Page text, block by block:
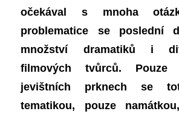
očekával s mnoha
problematice se poslední
množství dramatiků i
filmových tvůrců. Pouze
jevištních prknech
se
tematikou, pouze